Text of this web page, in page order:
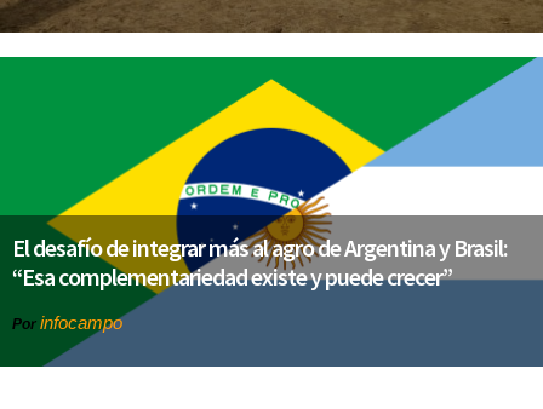
El desafío de integrar más al agro de Argentina y Brasil:
“Esa complementariedad existe y puede crecer”
Por infocampo